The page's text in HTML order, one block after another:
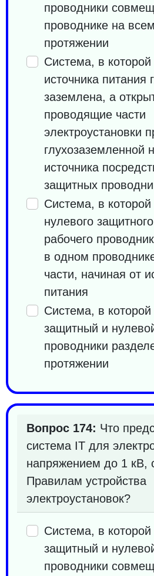
проводники
проводнике на
протяжении
Система, в которой
источника питания
заземлена, а
проводящие части
электроустановки
глухозаземленной
источника
защитных
Система, в
нулевого
рабочего
в одном
части, начиная от
питания
Система, в
защитный и
проводники
протяжении
Вопрос 174: Что
система IT для
напряжением до 1 кВ,
Правилам устройства
электроустановок?
Система, в
защитный и
проводники